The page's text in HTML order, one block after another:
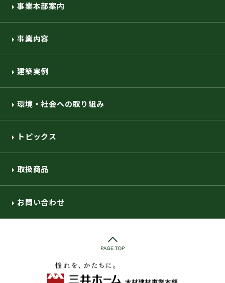
事業本部案内
事業内容
建築実例
環境・社会への取り組み
トピックス
取扱商品
お問い合わせ